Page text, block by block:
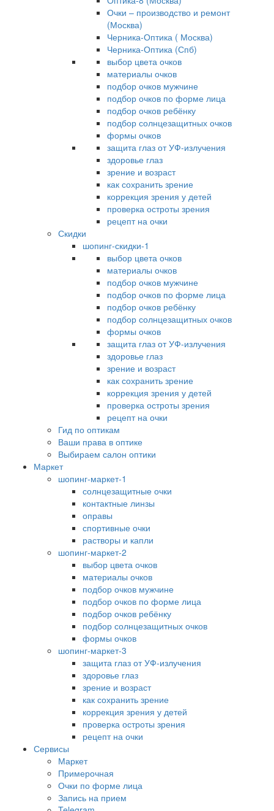
Очки – производство и ремонт
(Москва)
Черника-Оптика ( Москва)
Черника-Оптика (Спб)
выбор цвета очков
материалы очков
подбор очков мужчине
подбор очков по форме лица
подбор очков ребёнку
подбор солнцезащитных очков
формы очков
защита глаз от УФ-излучения
здоровье глаз
зрение и возраст
как сохранить зрение
коррекция зрения у детей
проверка остроты зрения
рецепт на очки
Скидки
шопинг-скидки-1
выбор цвета очков
материалы очков
подбор очков мужчине
подбор очков по форме лица
подбор очков ребёнку
подбор солнцезащитных очков
формы очков
защита глаз от УФ-излучения
здоровье глаз
зрение и возраст
как сохранить зрение
коррекция зрения у детей
проверка остроты зрения
рецепт на очки
Гид по оптикам
Ваши права в оптике
Выбираем салон оптики
Маркет
шопинг-маркет-1
солнцезащитные очки
контактные линзы
оправы
спортивные очки
растворы и капли
шопинг-маркет-2
выбор цвета очков
материалы очков
подбор очков мужчине
подбор очков по форме лица
подбор очков ребёнку
подбор солнцезащитных очков
формы очков
шопинг-маркет-3
защита глаз от УФ-излучения
здоровье глаз
зрение и возраст
как сохранить зрение
коррекция зрения у детей
проверка остроты зрения
рецепт на очки
Сервисы
Маркет
Примерочная
Очки по форме лица
Запись на прием